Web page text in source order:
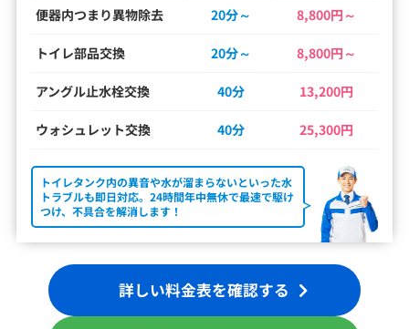
便器内つまり異物除去 20分～ 8,800円～
トイレ部品交換 20分～ 8,800円～
アングル止水栓交換 40分 13,200円
ウォシュレット交換 40分 25,300円
トイレタンク内の異音や水が溜まらないといった水
トラブルも即日対応。24時間年中無休で最速で駆け
つけ、不具合を解消します！
詳しい料金表を確認する